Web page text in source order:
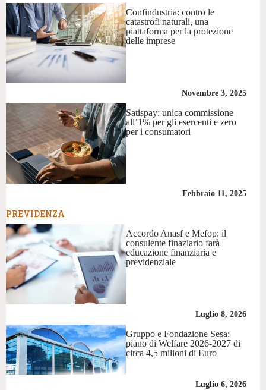
Confindustria: contro le
catastrofi naturali, una
piattaforma per la protezione
delle imprese
Novembre 3, 2025
Satispay: unica commissione
all’1% per gli esercenti e zero
per i consumatori
Febbraio 11, 2025
PREVIDENZA
Accordo Anasf e Mefop: il
consulente finaziario farà
educazione finanziaria e
previdenziale
Luglio 8, 2026
Gruppo e Fondazione Sesa:
piano di Welfare 2026-2027 di
circa 4,5 milioni di Euro
Luglio 6, 2026